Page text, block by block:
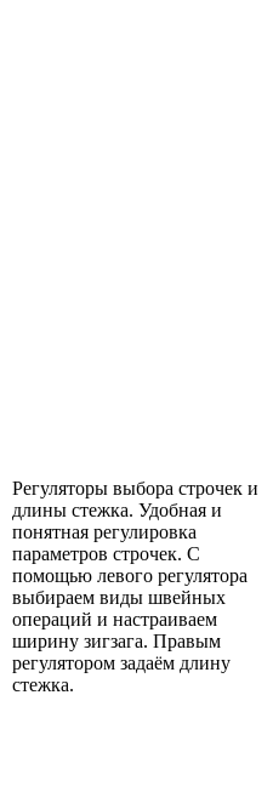
Регуляторы выбора строчек и
длины стежка. Удобная и
понятная регулировка
параметров строчек. С
помощью левого регулятора
выбираем виды швейных
операций и настраиваем
ширину зигзага. Правым
регулятором задаём длину
стежка.